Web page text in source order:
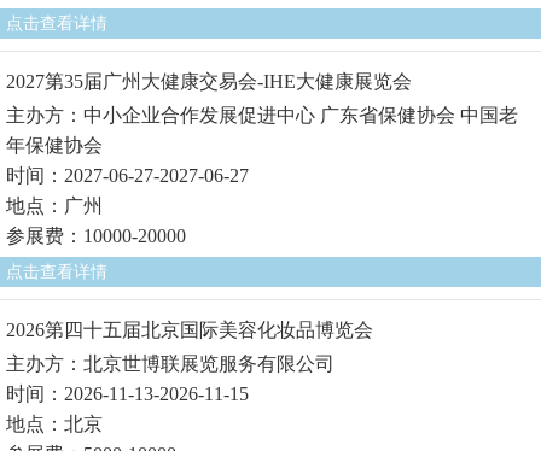
点击查看详情
2027第35届广州大健康交易会-IHE大健康展览会
主办方：中小企业合作发展促进中心 广东省保健协会 中国老
年保健协会
时间：2027-06-27-2027-06-27
地点：广州
参展费：10000-20000
点击查看详情
2026第四十五届北京国际美容化妆品博览会
主办方：北京世博联展览服务有限公司
时间：2026-11-13-2026-11-15
地点：北京